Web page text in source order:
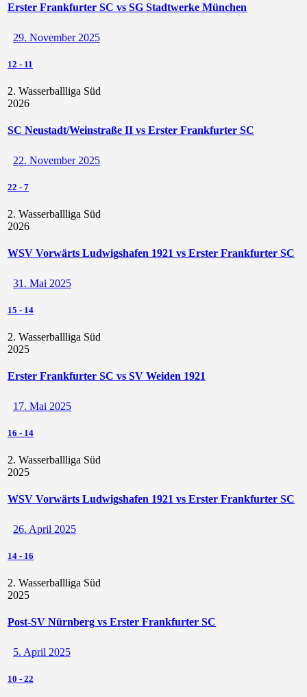
Erster Frankfurter SC vs SG Stadtwerke München
29. November 2025
12 - 11
2. Wasserballliga Süd
2026
SC Neustadt/Weinstraße II vs Erster Frankfurter SC
22. November 2025
22 - 7
2. Wasserballliga Süd
2026
WSV Vorwärts Ludwigshafen 1921 vs Erster Frankfurter SC
31. Mai 2025
15 - 14
2. Wasserballliga Süd
2025
Erster Frankfurter SC vs SV Weiden 1921
17. Mai 2025
16 - 14
2. Wasserballliga Süd
2025
WSV Vorwärts Ludwigshafen 1921 vs Erster Frankfurter SC
26. April 2025
14 - 16
2. Wasserballliga Süd
2025
Post-SV Nürnberg vs Erster Frankfurter SC
5. April 2025
10 - 22